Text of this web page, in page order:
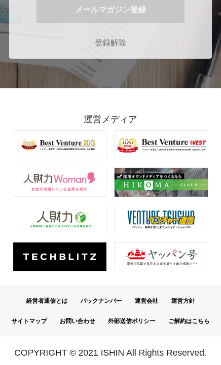
登録解除
運営メディア
経営者通信とは バックナンバー 運営会社 運営方針
サイトマップ お問い合わせ 外部送信ポリシー ご解約はこちら
COPYRIGHT © 2021 ISHIN All Rights Reserved.